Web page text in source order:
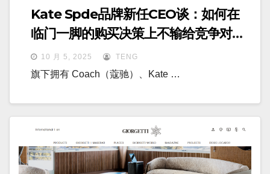
Kate Spde品牌新任CEO谈：如何在
临门一脚的购买决策上不输给竞争对
手？
10 月 5, 2025 TENG
旗下拥有 Coach（蔻驰）、Kate …